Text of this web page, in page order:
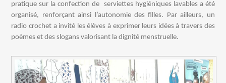
pratique sur la confection de serviettes hygiéniques lavables a été
organisé, renforçant ainsi l’autonomie des filles. Par ailleurs, un
radio crochet a invité les élèves à exprimer leurs idées à travers des
poèmes et des slogans valorisant la dignité menstruelle.